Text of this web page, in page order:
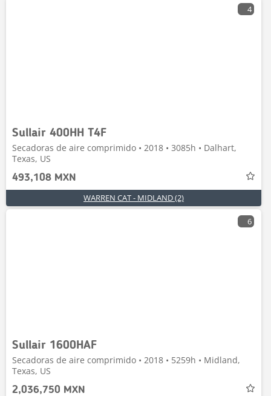
4
Sullair 400HH T4F
Secadoras de aire comprimido • 2018 • 3085h • Dalhart,
Texas, US
493,108 MXN
WARREN CAT - MIDLAND (2)
6
Sullair 1600HAF
Secadoras de aire comprimido • 2018 • 5259h • Midland,
Texas, US
2,036,750 MXN